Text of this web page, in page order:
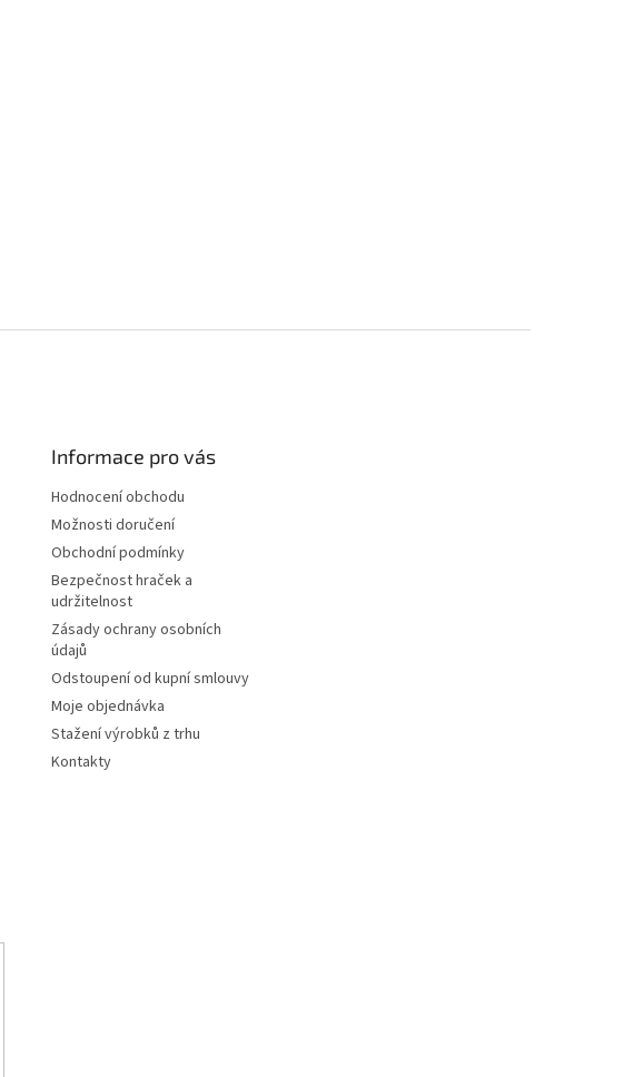
Informace pro vás
Hodnocení obchodu
Možnosti doručení
Obchodní podmínky
Bezpečnost hraček a
udržitelnost
Zásady ochrany osobních
údajů
Odstoupení od kupní smlouvy
Moje objednávka
Stažení výrobků z trhu
Kontakty